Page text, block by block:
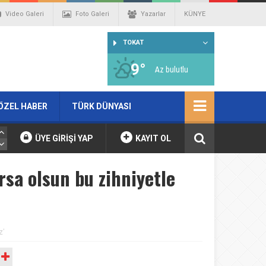
Video Galeri Foto Galeri Yazarlar KÜNYE
TOKAT
9° Az bulutlu
HABER TÜRK DÜNYASI
ÜYE GİRİŞİ YAP KAYIT OL
olsun bu zihniyetle